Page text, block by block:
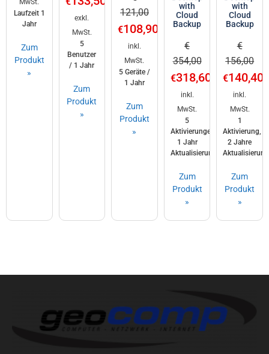
MwSt.
Laufzeit 1
Jahr
Zum
Produkt
»
exkl.
MwSt.
5
Benutzer
/ 1 Jahr
Zum
Produkt
»
121,00
€108,90
inkl.
MwSt.
5 Geräte /
1 Jahr
Zum
Produkt
»
with
Cloud
Backup
€
354,00
€318,60
inkl.
MwSt.
5
Aktivierungen,
1 Jahr
Aktualisierungsgarantie
Zum
Produkt
»
with
Cloud
Backup
€
156,00
€140,40
inkl.
MwSt.
1
Aktivierung,
2 Jahre
Zum
Produkt
»